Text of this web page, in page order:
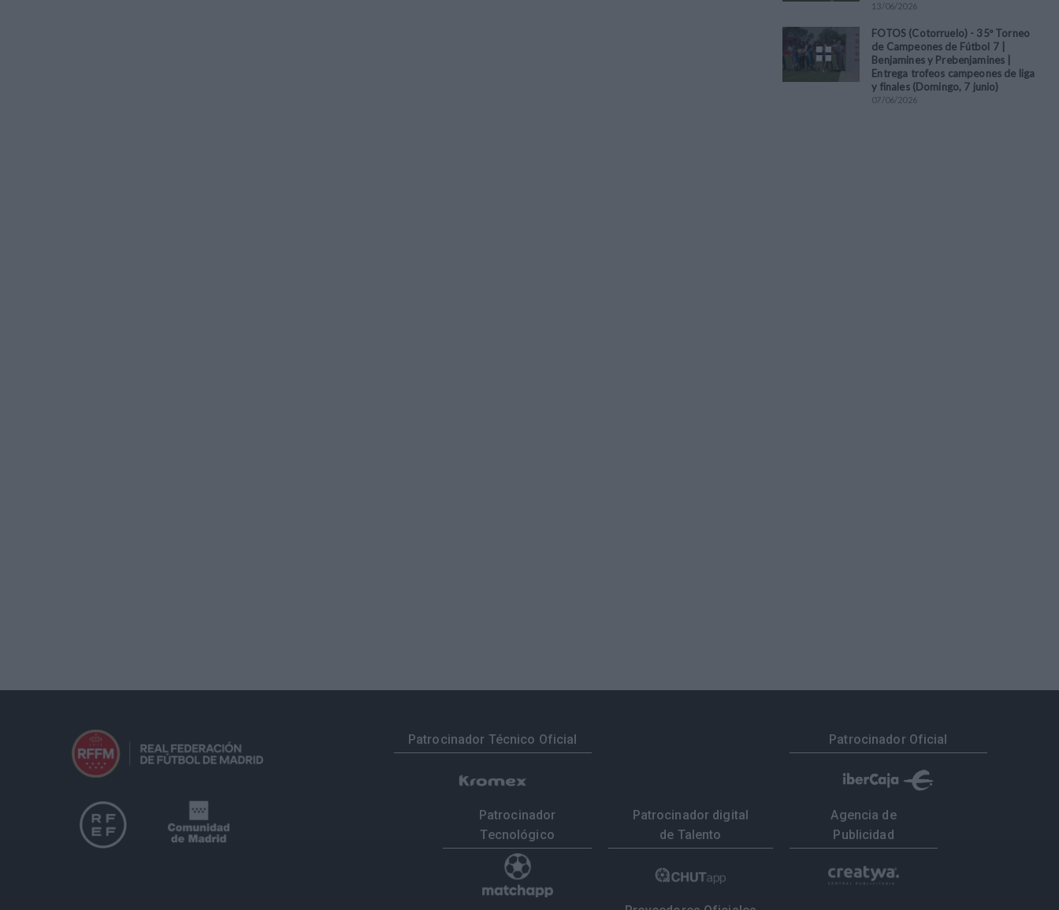
13/06/2026
FOTOS (Cotorruelo) - 35º Torneo
de Campeones de Fútbol 7 |
Benjamines y Prebenjamines |
Entrega trofeos campeones de liga
y finales (Domingo, 7 junio)
07/06/2026
Patrocinador Técnico Oficial Patrocinador Oficial
Patrocinador
Tecnológico
Patrocinador digital
de Talento
Agencia de
Publicidad